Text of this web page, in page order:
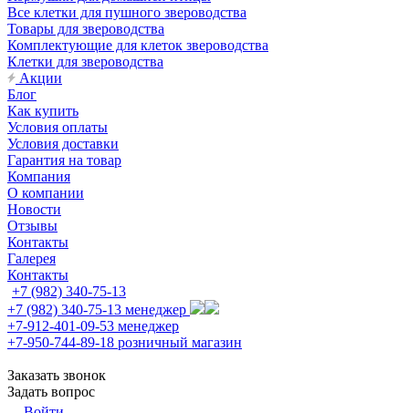
Все клетки для пушного звероводства
Товары для звероводства
Комплектующие для клеток звероводства
Клетки для звероводства
Акции
Блог
Как купить
Условия оплаты
Условия доставки
Гарантия на товар
Компания
О компании
Новости
Отзывы
Контакты
Галерея
Контакты
+7 (982) 340-75-13
+7 (982) 340-75-13 менеджер
+7-912-401-09-53 менеджер
+7-950-744-89-18 розничный магазин
Заказать звонок
Задать вопрос